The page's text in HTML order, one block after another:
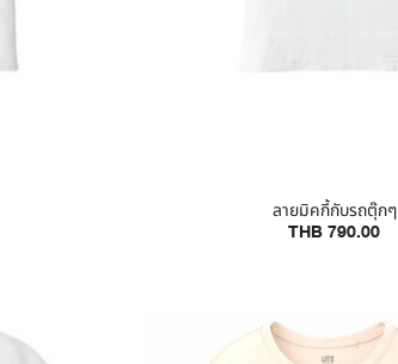
ลายมิคกี้กับรถตุ๊กๆ
THB 790.00